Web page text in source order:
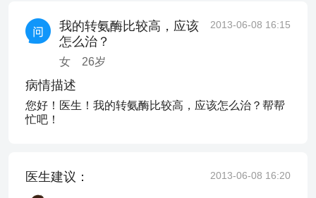
我的转氨酶比较高，应该
怎么治？
女 26岁
2013-06-08 16:15
病情描述
您好！医生！我的转氨酶比较高，应该怎么治？帮帮
忙吧！
医生建议： 2013-06-08 16:20